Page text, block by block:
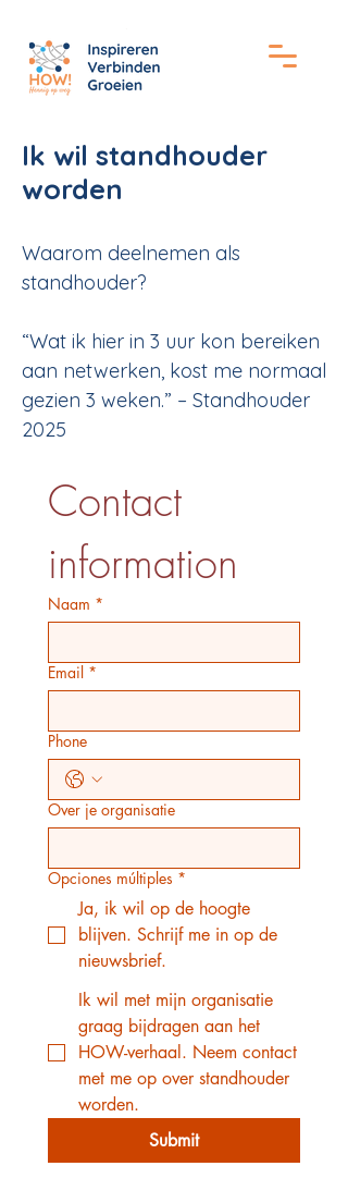
Ik wil standhouder
worden
Waarom deelnemen als
standhouder?
“Wat ik hier in 3 uur kon bereiken
aan netwerken, kost me normaal
gezien 3 weken.” – Standhouder
2025
Contact
information
Naam *
Email *
Phone
Over je organisatie
Opciones múltiples *
Ja, ik wil op de hoogte
blijven. Schrijf me in op de
nieuwsbrief.
Ik wil met mijn organisatie
graag bijdragen aan het
HOW-verhaal. Neem contact
met me op over standhouder
worden.
Submit